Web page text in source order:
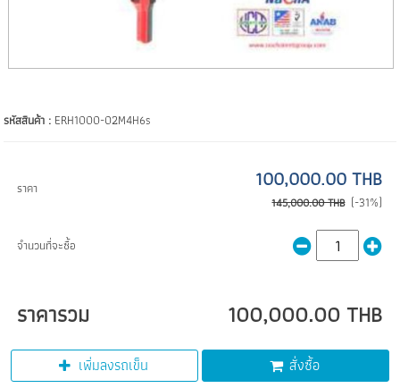
รหัสสินค้า : ERH1000-02M4H6s
ราคา 100,000.00 THB
145,000.00 THB (-31%)
จำนวนที่จะซื้อ
ราคารวม 100,000.00 THB
เพิ่มลงรถเข็น สั่งซื้อ